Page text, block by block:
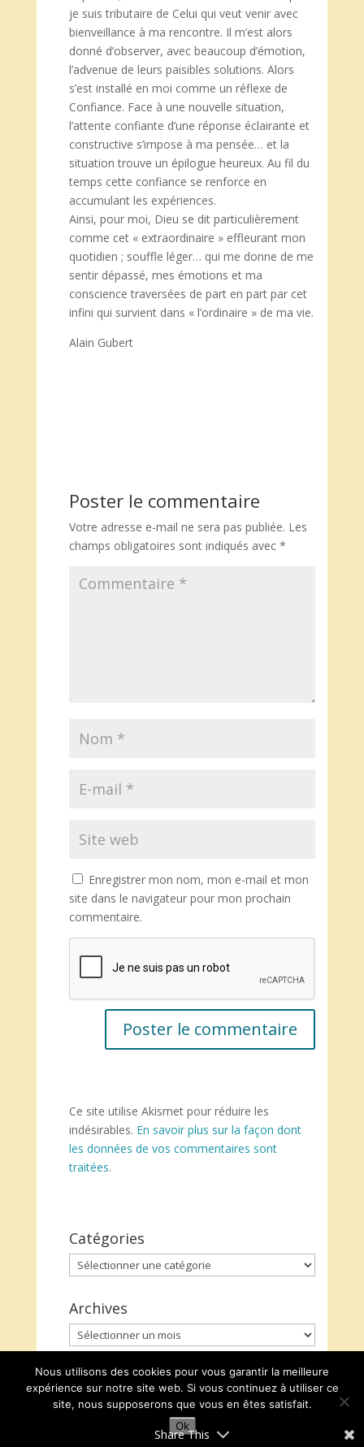
je suis tributaire de Celui qui veut venir avec
bienveillance à ma rencontre. Il m’est alors
donné d’observer, avec beaucoup d’émotion,
l’advenue de leurs paisibles solutions. Alors
s’est installé en moi comme un réflexe de
Confiance. Face à une nouvelle situation,
l’attente confiante d’une réponse éclairante et
constructive s’impose à ma pensée… et la
situation trouve un épilogue heureux. Au fil du
temps cette confiance se renforce en
accumulant les expériences.
Ainsi, pour moi, Dieu se dit particulièrement
comme cet « extraordinaire » effleurant mon
quotidien ; souffle léger… qui me donne de me
sentir dépassé, mes émotions et ma
conscience traversées de part en part par cet
infini qui survient dans « l’ordinaire » de ma vie.
Alain Gubert
Poster le commentaire
Votre adresse e-mail ne sera pas publiée. Les
champs obligatoires sont indiqués avec *
Enregistrer mon nom, mon e-mail et mon
site dans le navigateur pour mon prochain
commentaire.
Ce site utilise Akismet pour réduire les
indésirables. En savoir plus sur la façon dont
les données de vos commentaires sont
traitées.
Catégories
Catégories
Archives
Archives
Share This
Nous utilisons des cookies pour vous garantir la meilleure
expérience sur notre site web. Si vous continuez à utiliser ce
site, nous supposerons que vous en êtes satisfait.
Ok